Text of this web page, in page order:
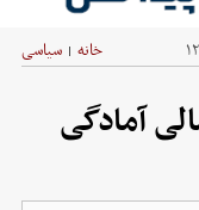
خانه | سیاسی
آمادگی